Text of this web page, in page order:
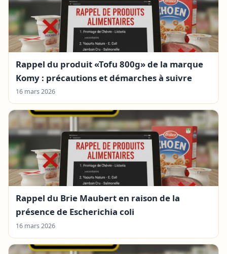
Rappel du produit «Tofu 800g» de la marque
Komy : précautions et démarches à suivre
16 mars 2026
Rappel du Brie Maubert en raison de la
présence de Escherichia coli
16 mars 2026